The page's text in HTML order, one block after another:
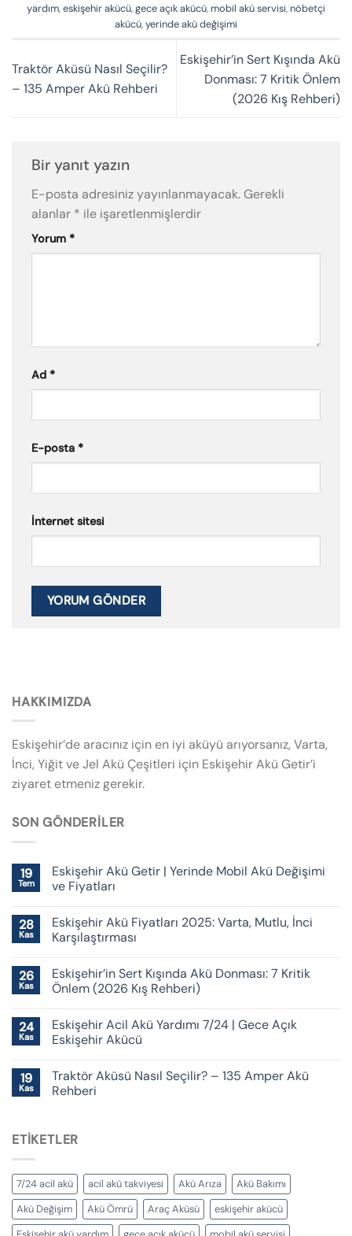
yardım,eskişehir akücü,gece açık akücü, mobil akü servisi, nöbetçi
akücü,yerinde akü değişimi
Traktör Aküsü Nasıl Seçilir?
– 135 Amper Akü Rehberi
Eskişehir’in Sert Kışında Akü
Donması: 7 Kritik Önlem
(2026 Kış Rehberi)
Bir yanıt yazın
E-posta adresiniz yayınlanmayacak.Gerekli
alanlar * ile işaretlenmişlerdir
Yorum *
Ad *
E-posta *
İnternet sitesi
HAKKIMIZDA
Eskişehir’de aracınız için en iyi aküyü arıyorsanız, Varta,
İnci, Yiğit ve Jel Akü Çeşitleri için Eskişehir Akü Getir’i
ziyaret etmeniz gerekir.
SON GÖNDERILER
19
Tem
Eskişehir Akü Getir | Yerinde Mobil Akü Değişimi
ve Fiyatları
28
Kas
Eskişehir Akü Fiyatları 2025: Varta, Mutlu, İnci
Karşılaştırması
26
Kas
Eskişehir’in Sert Kışında Akü Donması: 7 Kritik
Önlem (2026 Kış Rehberi)
24
Kas
Eskişehir Acil Akü Yardımı 7/24 | Gece Açık
Eskişehir Akücü
19
Kas
Traktör Aküsü Nasıl Seçilir? – 135 Amper Akü
Rehberi
ETIKETLER
7/24 acil akü acil akü takviyesi Akü Arıza
Akü Bakımı
Akü Değişim
Akü Ömrü Araç Aküsü
eskişehir akücü